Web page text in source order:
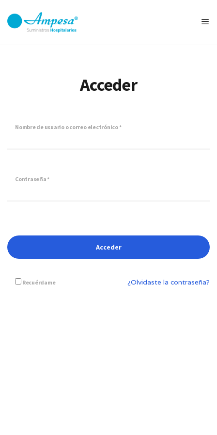
Acceder
Nombre de usuario o correo electrónico*
Contraseña*
¿Olvidaste la contraseña?
Recuérdame